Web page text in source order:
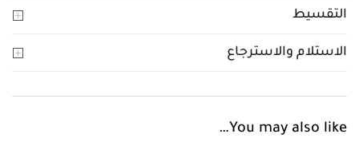
التقسيط
الاستلام والاسترجاع
You may also like…